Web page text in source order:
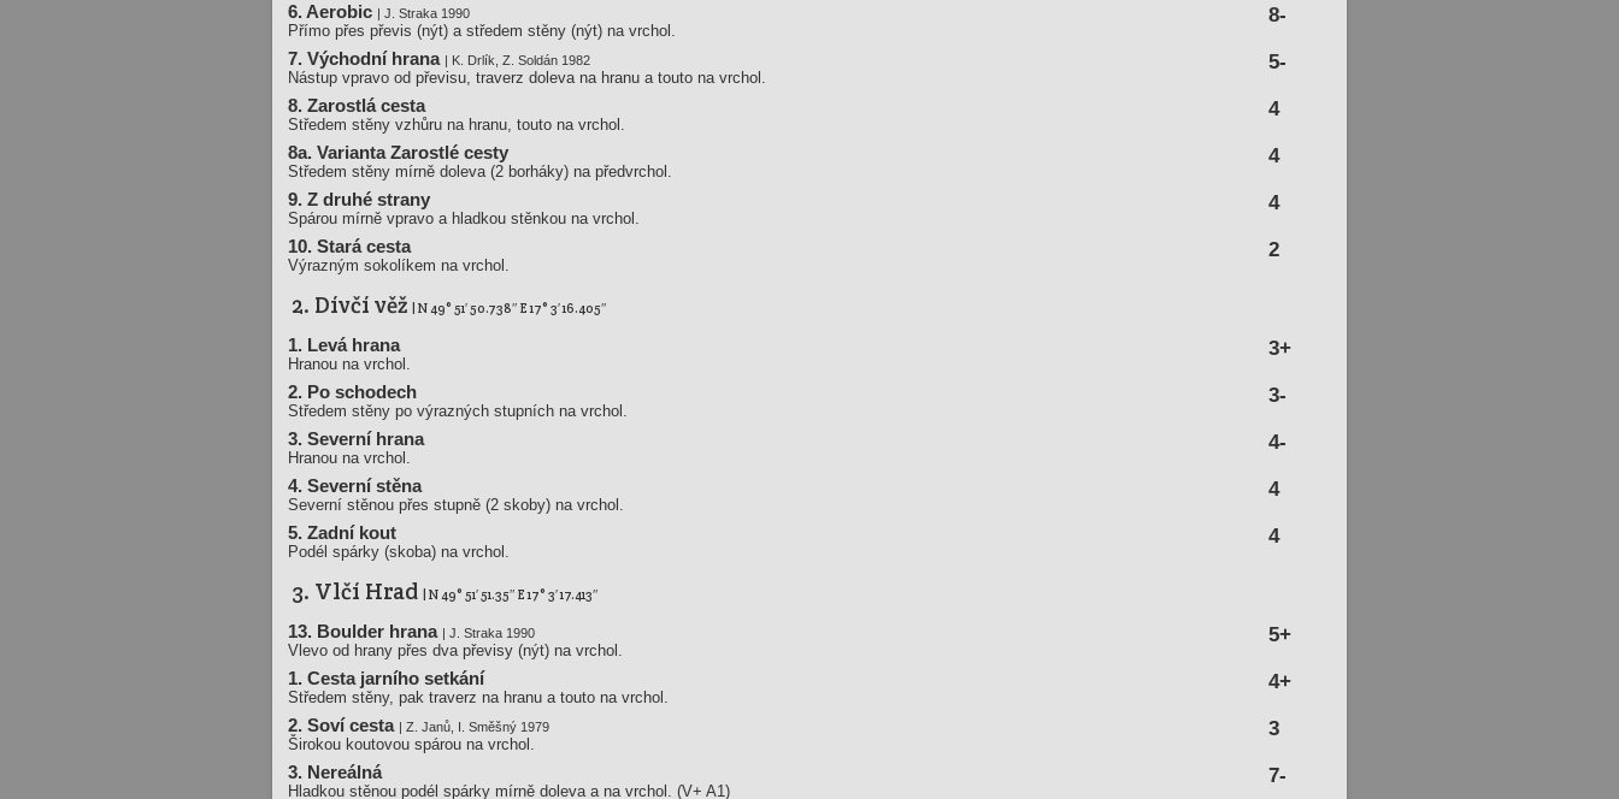
6. Aerobic | J. Straka 1990 8-
Přímo přes převis (nýt) a středem stěny (nýt) na vrchol.
7. Východní hrana | K. Drlík, Z. Soldán 1982 5-
Nástup vpravo od převisu, traverz doleva na hranu a touto na vrchol.
8. Zarostlá cesta 4
Středem stěny vzhůru na hranu, touto na vrchol.
8a. Varianta Zarostlé cesty 4
Středem stěny mírně doleva (2 borháky) na předvrchol.
9. Z druhé strany 4
Spárou mírně vpravo a hladkou stěnkou na vrchol.
10. Stará cesta 2
Výrazným sokolíkem na vrchol.
2. Dívčí věž | N 49° 51′ 50.738″ E 17° 3′ 16.405″
1. Levá hrana 3+
Hranou na vrchol.
2. Po schodech 3-
Středem stěny po výrazných stupních na vrchol.
3. Severní hrana 4-
Hranou na vrchol.
4. Severní stěna 4
Severní stěnou přes stupně (2 skoby) na vrchol.
5. Zadní kout 4
Podél spárky (skoba) na vrchol.
3. Vlčí Hrad | N 49° 51′ 51.35″ E 17° 3′ 17.413″
13. Boulder hrana | J. Straka 1990 5+
Vlevo od hrany přes dva převisy (nýt) na vrchol.
1. Cesta jarního setkání 4+
Středem stěny, pak traverz na hranu a touto na vrchol.
2. Soví cesta | Z. Janů, I. Směšný 1979 3
Širokou koutovou spárou na vrchol.
3. Nereálná 7-
Hladkou stěnou podél spárky mírně doleva a na vrchol. (V+ A1)